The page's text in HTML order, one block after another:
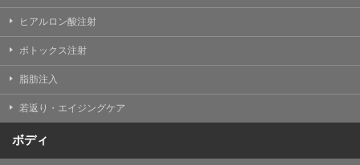
ヒアルロン酸注射
ボトックス注射
脂肪注入
若返り・エイジングケア
ボディ